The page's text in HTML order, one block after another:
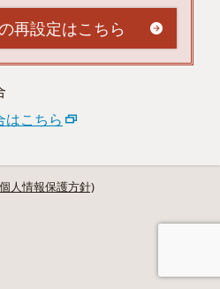
再設定はこちら
はこちら
人情報保護方針)